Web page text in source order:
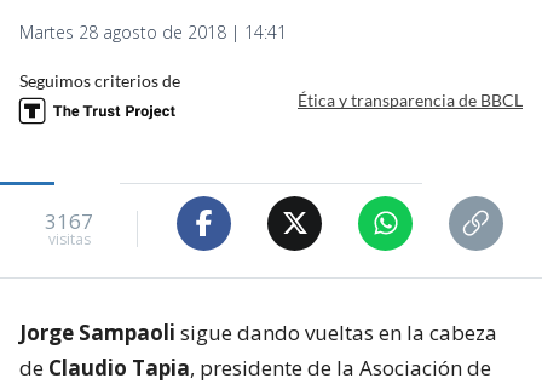
Martes 28 agosto de 2018 | 14:41
Seguimos criterios de
Ética y transparencia de BBCL
3167
visitas
Jorge Sampaoli sigue dando vueltas en la cabeza
de Claudio Tapia, presidente de la Asociación de